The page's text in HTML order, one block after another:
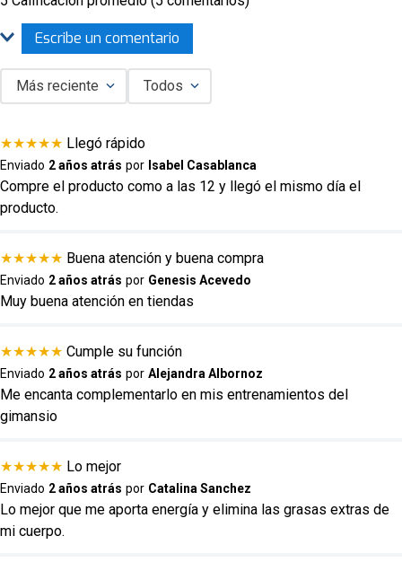
Escribe un comentario
Título
★★★★★
Tu nombre
Dirección de email
Más reciente Todos
★★★★★ Llegó rápido
Enviado 2 años atrás por Isabel Casablanca
Compre el producto como a las 12 y llegó el mismo día el
producto.
★★★★★ Buena atención y buena compra
Enviado 2 años atrás por Genesis Acevedo
Muy buena atención en tiendas
★★★★★ Cumple su función
Enviado 2 años atrás por Alejandra Albornoz
Me encanta complementarlo en mis entrenamientos del
gimansio
★★★★★ Lo mejor
Enviado 2 años atrás por Catalina Sanchez
Lo mejor que me aporta energía y elimina las grasas extras de
mi cuerpo.